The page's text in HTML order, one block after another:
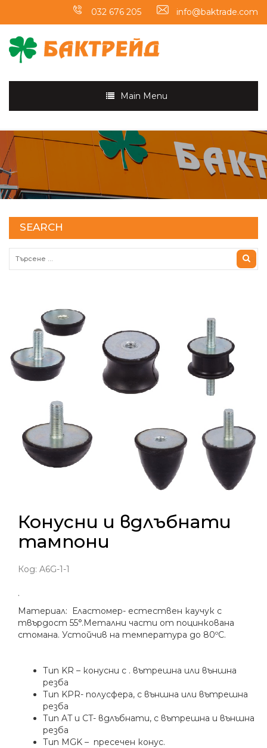
032 676 205 info@baktrade.com
Main Menu
SEARCH
Конусни и вдлъбнати
тампони
Код: A6G-1-1
.
Материал: Еластомер- естествен каучук с
твърдост 55°.Метални части от поцинкована
стомана. Устойчив на температура до 80ºC.
Тип KR – конусни с . вътрешна или външна
резба
Тип KPR- полусфера, с външна или вътрешна
резба
Тип AT и CT- вдлъбнати, с вътрешна и външна
резба
Тип MGK – пресечен конус.